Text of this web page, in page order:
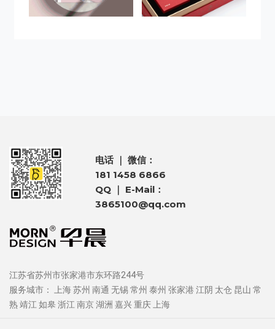
电话 ｜ 微信：
181 1458 6866
QQ ｜ E-Mail：
3865100@qq.com
江苏省苏州市张家港市东环路244号
服务城市： 上海苏州 南通 无锡常州 泰州 张家港 江阴 太仓 昆山 常
熟靖江 如皋浙江 南京湖洲 嘉兴重庆上海